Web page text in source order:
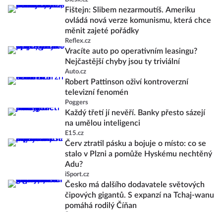
Fištejn: Slibem nezarmoutíš. Ameriku
ovládá nová verze komunismu, která chce
měnit zajeté pořádky
Reflex.cz
Vracíte auto po operativním leasingu?
Nejčastější chyby jsou ty triviální
Auto.cz
Robert Pattinson oživí kontroverzní
televizní fenomén
Poggers
Každý třetí jí nevěří. Banky přesto sázejí
na umělou inteligenci
E15.cz
Červ ztratil pásku a bojuje o místo: co se
stalo v Plzni a pomůže Hyskému nechtěný
Adu?
iSport.cz
Česko má dalšího dodavatele světových
čipových gigantů. S expanzí na Tchaj-wanu
pomáhá rodilý Číňan